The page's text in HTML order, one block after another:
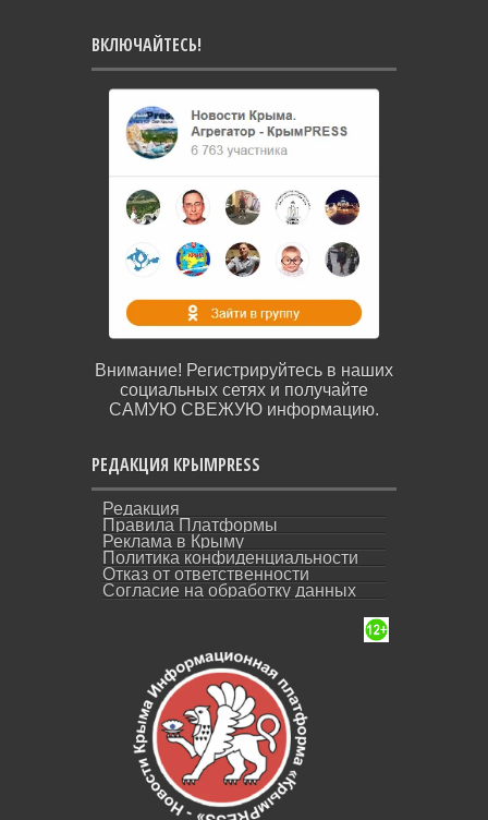
ВКЛЮЧАЙТЕСЬ!
Внимание! Регистрируйтесь в наших
социальных сетях и получайте
САМУЮ СВЕЖУЮ информацию.
РЕДАКЦИЯ КРЫМPRESS
Редакция
Правила Платформы
Реклама в Крыму
Политика конфиденциальности
Отказ от ответственности
Согласие на обработку данных